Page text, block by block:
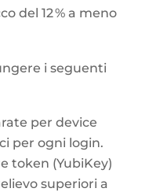
del 12 % a meno
i seguenti
per device
per ogni login.
token (YubiKey)
superiori a